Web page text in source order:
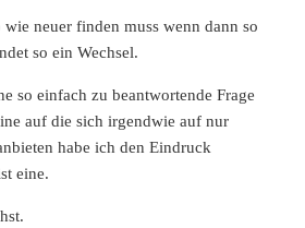
wie neuer finden muss wenn dann so
so ein Wechsel.
so einfach zu beantwortende Frage
auf die sich irgendwie auf nur
habe ich den Eindruck
eine.